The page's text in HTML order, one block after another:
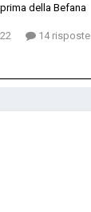
della Befana
14 risposte